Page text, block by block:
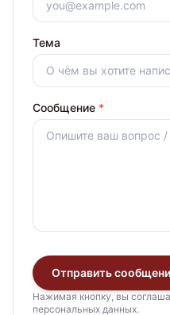
Тема
Сообщение *
Отправить
Нажимая кнопку, вы
персональных данных.